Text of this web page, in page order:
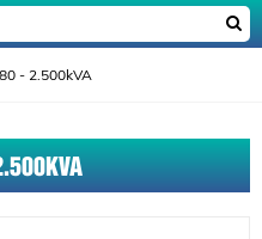
- 2.500kVA